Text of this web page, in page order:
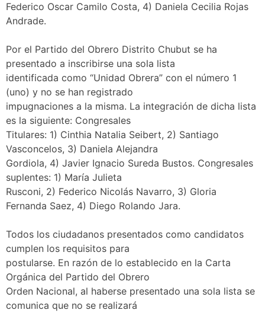
Federico Oscar Camilo Costa, 4) Daniela Cecilia Rojas
Andrade.
Por el Partido del Obrero Distrito Chubut se ha
presentado a inscribirse una sola lista
identificada como “Unidad Obrera” con el número 1
(uno) y no se han registrado
impugnaciones a la misma. La integración de dicha lista
es la siguiente: Congresales
Titulares: 1) Cinthia Natalia Seibert, 2) Santiago
Vasconcelos, 3) Daniela Alejandra
Gordiola, 4) Javier Ignacio Sureda Bustos. Congresales
suplentes: 1) María Julieta
Rusconi, 2) Federico Nicolás Navarro, 3) Gloria
Fernanda Saez, 4) Diego Rolando Jara.
Todos los ciudadanos presentados como candidatos
cumplen los requisitos para
postularse. En razón de lo establecido en la Carta
Orgánica del Partido del Obrero
Orden Nacional, al haberse presentado una sola lista se
comunica que no se realizará